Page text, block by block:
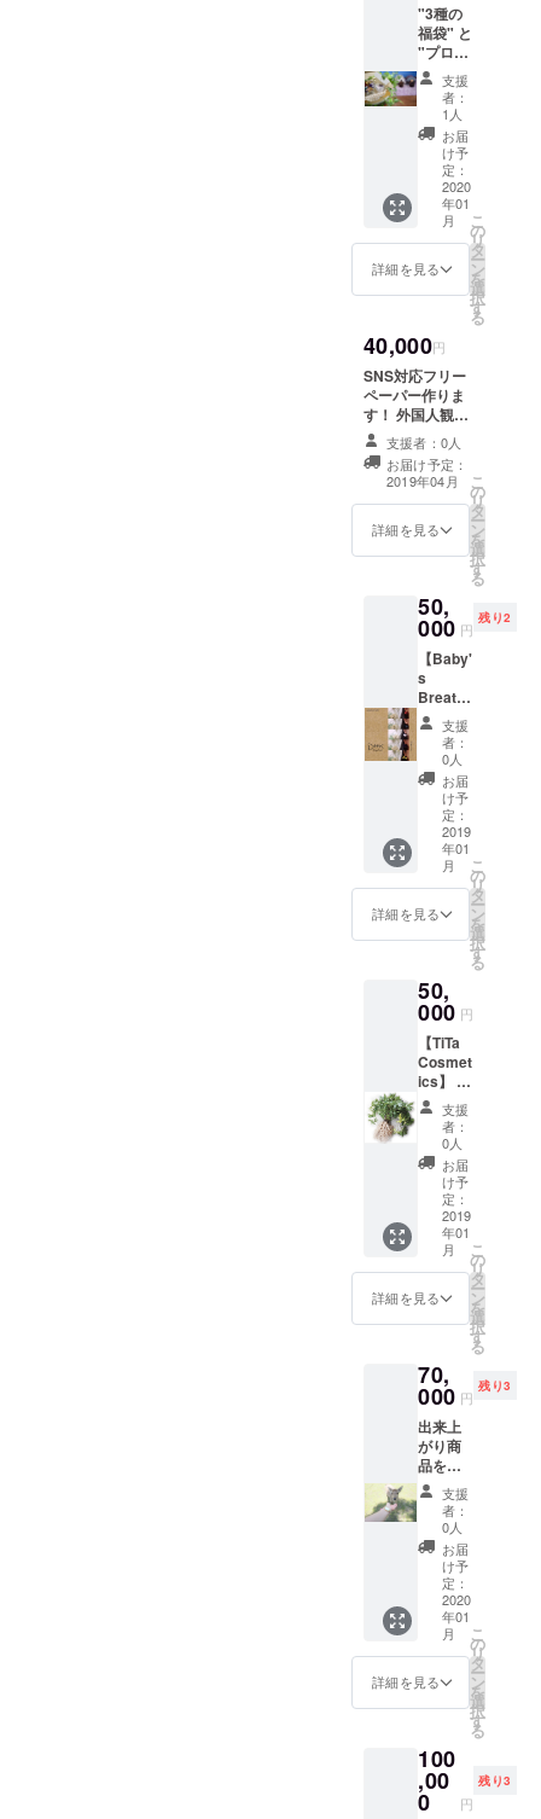
"3種の
福袋" と
"プロ
ジェク
ト商品”
を 全力
200％感
謝と共
に提
供！ 福
袋は
コー
ヒー
豆・ア
クセサ
リー・
ブの
セット
になり
ます。
お届け
はプロ
ジェク
ト商品
が出来
なりま
す。
支援
者：
1人
お届
け予
定：
2020
年01
月
詳細を見る
こ
の
リ
タ
ー
ン
を
選
択
す
る
40,000円
SNS対応フリー
ペーパー作りま
す！ 外国人観光
客様のSNSに使
用された写真等
を用いてフリー
ペーパーを作ら
せていただきま
す！
支援者：0人
お届け予定：
2019年04月
詳細を見る
こ
の
リ
タ
ー
ン
を
選
択
す
る
50,
000 円
残り2
【Baby'
s
Breath
】 ブリ
サード
フラ
ワー・
アクセ
サリー
パーツ
仕入契
約（1年
間）
Baby's
Breath
の製作
アスに
使用す
るブリ
ザード
フラ
ワー・
アクセ
サリー
パーツ
を仕入
れる先
として
１年間
契約し
て頂き
ます。
（各1枠
支援
者：
0人
お届
け予
定：
2019
年01
月
詳細を見る
こ
の
リ
タ
ー
ン
を
選
択
す
る
50,
000 円
【TiTa
Cosmet
ics】 奈
良産大
和当帰
使用契
約 奈良
で大和
当帰を
育てる
農家の
方へ！
商品と
して出
荷でき
ない大
に含ま
れるビ
タミン
を化粧
品に配
合しま
す！
支援
者：
0人
お届
け予
定：
2019
年01
月
詳細を見る
こ
の
リ
タ
ー
ン
を
選
択
す
る
70,
000 円
残り3
出来上
がり商
品を陳
列して
下さる
はじめ
の3店舗
様用(先
着３枠)
支援
者：
0人
お届
け予
定：
2020
年01
月
詳細を見る
こ
の
リ
タ
ー
ン
を
選
択
す
る
100
,00
0 円
残り3